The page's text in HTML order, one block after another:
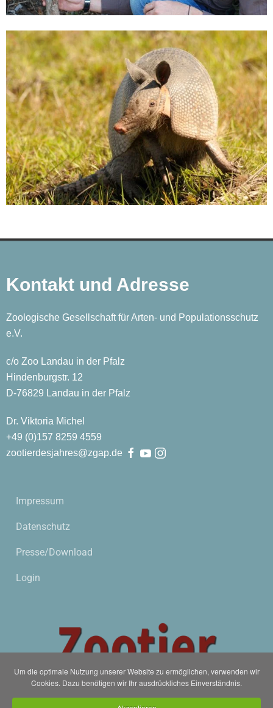
Um die optimale Nutzung unserer Website zu ermöglichen, verwenden wir
Cookies. Dazu benötigen wir Ihr ausdrückliches Einverständnis.
Kontakt und Adresse
Zoologische Gesellschaft für Arten- und Populationsschutz
e.V.
c/o Zoo Landau in der Pfalz
Hindenburgstr. 12
D-76829 Landau in der Pfalz
Dr. Viktoria Michel
+49 (0)157 8259 4559
zootierdesjahres@zgap.de
Impressum
Datenschutz
Presse/Download
Login